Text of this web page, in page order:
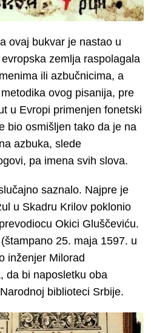
ovaj bukvar je nastao u
zemlja raspolagala
ili azbučnicima, a
ovog pisanija, pre
u Evropi primenjen fonetski
bio osmišljen tako da je na
azbuka, slede
pa imena svih slova.
saznalo. Najpre je
u Skadru Krilov poklonio
Okici Gluščeviću.
25. maja 1597. u
inženjer Milorad
da bi naposletku oba
biblioteci Srbije.